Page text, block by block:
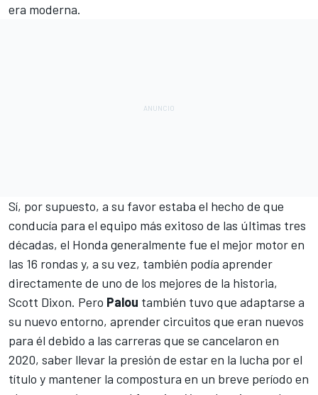
era moderna.
Sí, por supuesto, a su favor estaba el hecho de que
conducía para el equipo más exitoso de las últimas tres
décadas, el Honda generalmente fue el mejor motor en
las 16 rondas y, a su vez, también podía aprender
directamente de uno de los mejores de la historia,
Scott Dixon. Pero Palou también tuvo que adaptarse a
su nuevo entorno, aprender circuitos que eran nuevos
para él debido a las carreras que se cancelaron en
2020, saber llevar la presión de estar en la lucha por el
título y mantener la compostura en un breve período en